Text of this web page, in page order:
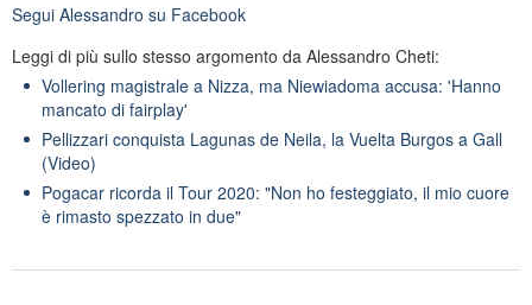
Segui Alessandro su Facebook
Leggi di più sullo stesso argomento da Alessandro Cheti:
Vollering magistrale a Nizza, ma Niewiadoma accusa: 'Hanno
mancato di fairplay'
Pellizzari conquista Lagunas de Neila, la Vuelta Burgos a Gall
(Video)
Pogacar ricorda il Tour 2020: "Non ho festeggiato, il mio cuore
è rimasto spezzato in due"